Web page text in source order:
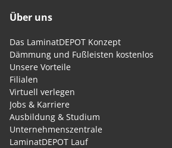
Über uns
Das LaminatDEPOT Konzept
Dämmung und Fußleisten kostenlos
Unsere Vorteile
Filialen
Virtuell verlegen
Jobs & Karriere
Ausbildung & Studium
Unternehmenszentrale
LaminatDEPOT Lauf